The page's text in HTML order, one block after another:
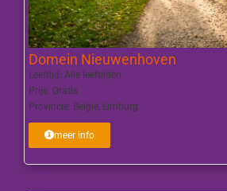
Domein Nieuwenhoven
Leeftijd: Alle leeftijden
Prijs: Gratis
Provincie: België, Limburg
meer info